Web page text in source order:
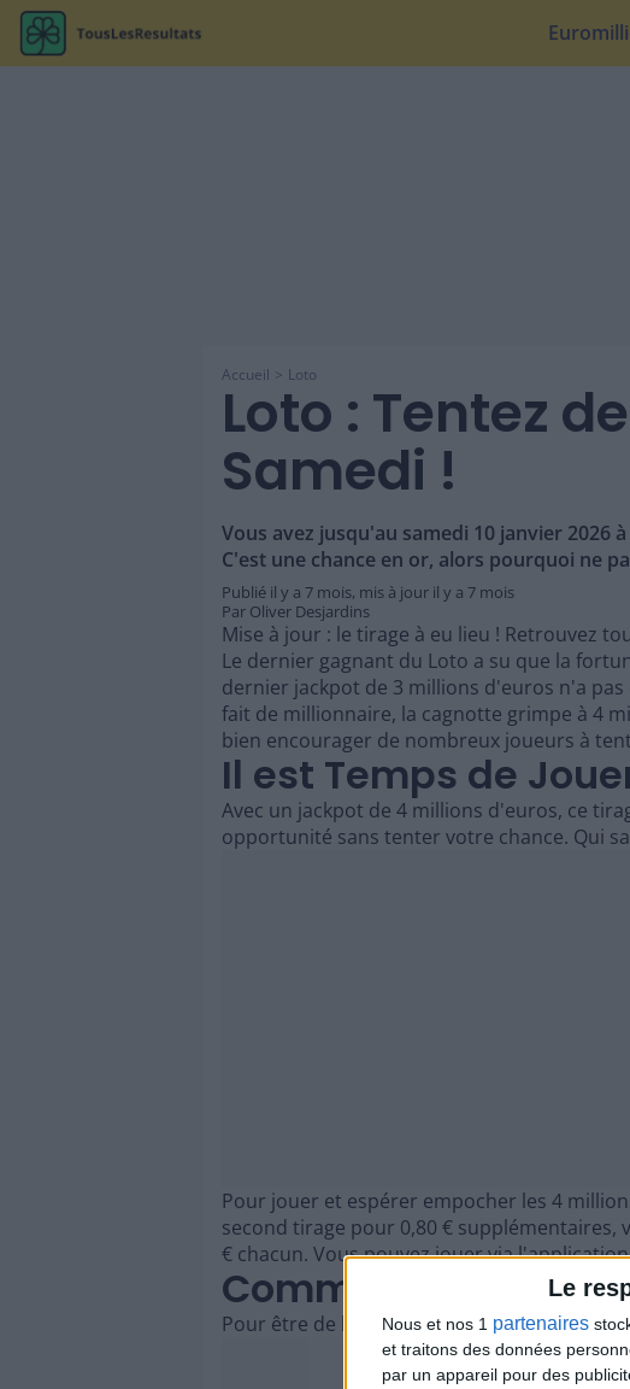
Le
Nous et nos 1 partenaires
et traitons des données
par un appareil pour des
Accueil Loto
Loto : Tentez
Samedi !
Vous avez jusqu'au samedi 10 janvier
C'est une chance en or, alors pourquoi ne
Publié il y a 7 mois, mis à jour il y a 7 mois
Par Oliver Desjardins
Mise à jour : le tirage à eu lieu ! Retrouvez
Le dernier gagnant du Loto a su que la
dernier jackpot de 3 millions d'euros n'a
fait de millionnaire, la cagnotte grimpe à 4
bien encourager de nombreux joueurs à
Il est Temps de
Avec un jackpot de 4 millions d'euros, ce
opportunité sans tenter votre chance. Qui
Pour jouer et espérer empocher les 4
second tirage pour 0,80 €
€ chacun. Vous pouvez jouer via
Comment Participer
Pour être de la partie ce samedi 10 janvier